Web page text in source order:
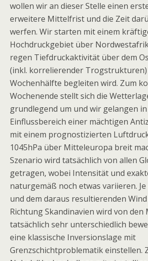
wollen wir an dieser Stelle einen
erweitere Mittelfrist und die Zeit
werfen. Wir starten mit einem
Hochdruckgebiet über
regen Tiefdruckaktivität über dem
(inkl. korrelierender Trogstrukturen)
Wochenhälfte begleiten wird. Zum
Wochenende stellt sich die
grundlegend um und wir gelangen
Einflussbereich einer mächtigen
mit einem prognostizierten
1045hPa über Mitteleuropa breit
Szenario wird tatsächlich von allen
getragen, wobei Intensität und
naturgemäß noch etwas variieren.
und dem daraus resultierenden
Richtung Skandinavien wird von den
tatsächlich sehr unterschiedlich
eine klassische Inversionslage mit
Grenzschichtproblematik einstellen.